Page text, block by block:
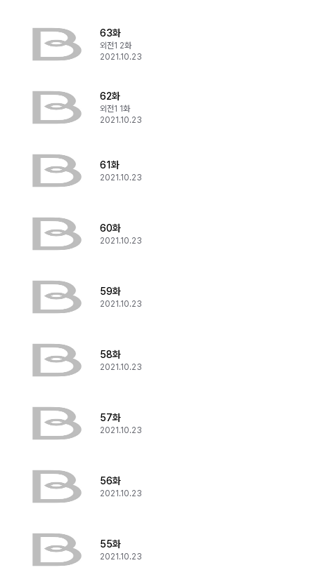
63화
외전1 2화
2021.10.23
62화
외전1 1화
2021.10.23
61화
2021.10.23
60화
2021.10.23
59화
2021.10.23
58화
2021.10.23
57화
2021.10.23
56화
2021.10.23
55화
2021.10.23